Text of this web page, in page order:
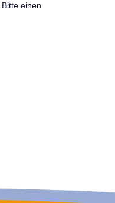
einen